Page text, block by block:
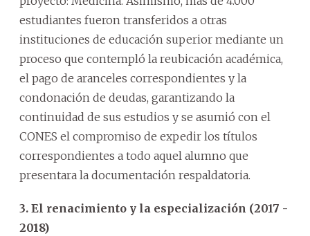
estudiantes fueron transferidos a otras
instituciones de educación superior mediante un
proceso que contempló la reubicación académica,
el pago de aranceles correspondientes y la
condonación de deudas, garantizando la
continuidad de sus estudios y se asumió con el
CONES el compromiso de expedir los títulos
correspondientes a todo aquel alumno que
presentara la documentación respaldatoria.
3. El renacimiento y la especialización (2017 -
2018)